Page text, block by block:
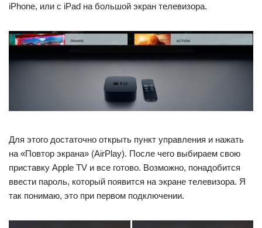
iPhone, или с iPad на большой экран телевизора.
Для этого достаточно открыть пункт управления и нажать
на «Повтор экрана» (AirPlay). После чего выбираем свою
приставку Apple TV и все готово. Возможно, понадобится
ввести пароль, который появится на экране телевизора. Я
так понимаю, это при первом подключении.